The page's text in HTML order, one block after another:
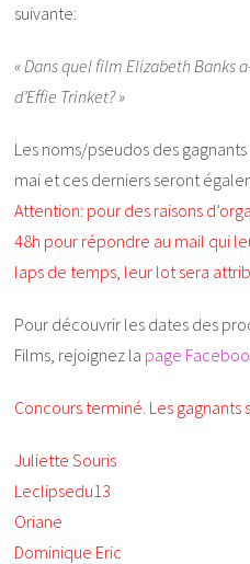
suivante:
« Dans quel film Elizabeth Banks
d’Effie Trinket? »
Les noms/pseudos des
mai et ces derniers seront
Attention: pour des raisons
48h pour répondre au mail qui
laps de temps, leur lot sera
Pour découvrir les dates des
Films, rejoignez la page
Concours terminé. Les gagnants
Juliette Souris
Leclipsedu13
Oriane
Dominique Eric